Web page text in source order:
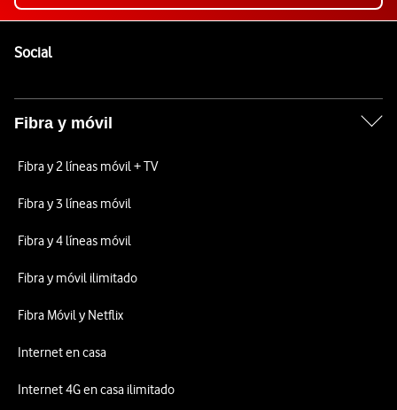
SocialEnlaces a las redes sociales de Vodafone
Fibra y móvil
Fibra y 2 líneas móvil + TV
Fibra y 3 líneas móvil
Fibra y 4 líneas móvil
Fibra y móvil ilimitado
Fibra Móvil y Netflix
Internet en casa
Internet 4G en casa ilimitado